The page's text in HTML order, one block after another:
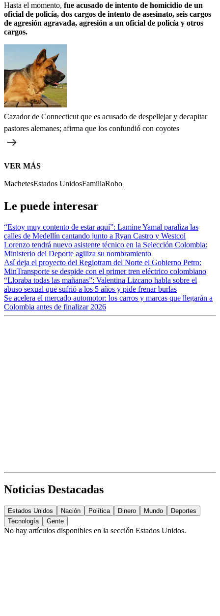
Hasta el momento, fue acusado de intento de homicidio de un
oficial de policía, dos cargos de intento de asesinato, seis cargos
de agresión agravada, agresión a un oficial de policía y otros
cargos.
Cazador de Connecticut que es acusado de despellejar y decapitar
pastores alemanes; afirma que los confundió con coyotes
VER MÁS
MachetesEstados UnidosFamiliaRobo
Le puede interesar
“Estoy muy contento de estar aquí”: Lamine Yamal paraliza las
calles de Medellín cantando junto a Ryan Castro y Westcol
Lorenzo tendrá nuevo asistente técnico en la Selección Colombia:
Ministerio del Deporte agiliza su nombramiento
Así deja el proyecto del Regiotram del Norte el Gobierno Petro:
MinTransporte se despide con el primer tren eléctrico colombiano
“Lloraba todas las mañanas”: Valentina Lizcano habla sobre el
abuso sexual que sufrió a los 5 años y pide frenar burlas
Se acelera el mercado automotor: los carros y marcas que llegarán a
Colombia antes de finalizar 2026
Noticias Destacadas
Estados Unidos Nación Política Dinero Mundo
Deportes
Tecnología
Gente
No hay artículos disponibles en la sección Estados Unidos.